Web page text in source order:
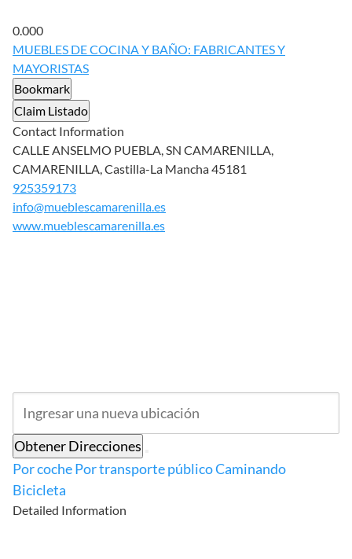
0.000
MUEBLES DE COCINA Y BAÑO: FABRICANTES Y
MAYORISTAS
Bookmark
Claim Listado
Contact Information
CALLE ANSELMO PUEBLA, SN CAMARENILLA,
CAMARENILLA, Castilla-La Mancha 45181
925359173
info@mueblescamarenilla.es
www.mueblescamarenilla.es
Obtener Direcciones
Por cochePor transporte públicoCaminando
Bicicleta
Detailed Information